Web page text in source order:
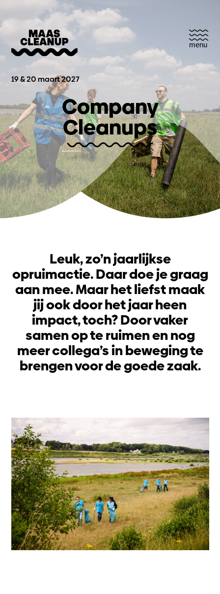
menu
19 & 20 maart 2027
Company
Cleanups
Leuk, zo’n jaarlijkse
opruimactie. Daar doe je graag
aan mee. Maar het liefst maak
jij ook door het jaar heen
impact, toch? Door vaker
samen op te ruimen en nog
meer collega’s in beweging te
brengen voor de goede zaak.